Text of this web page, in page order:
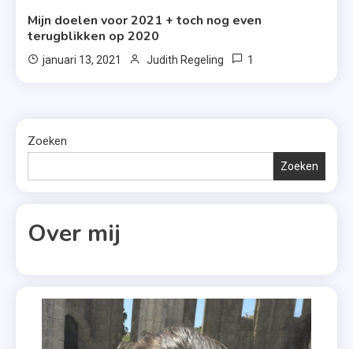
Mijn doelen voor 2021 + toch nog even
terugblikken op 2020
januari 13, 2021 Judith Regeling 1
Zoeken
Zoeken
Over mij